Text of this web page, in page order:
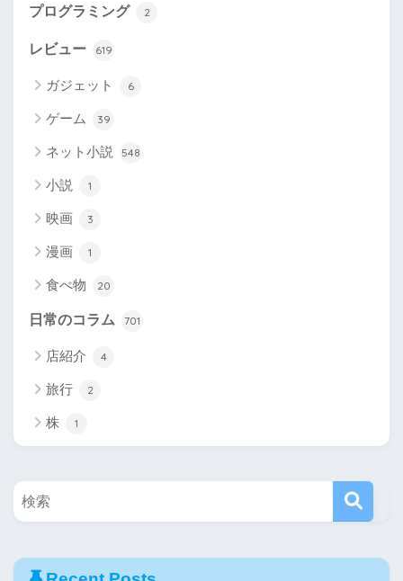
プログラミング 2
レビュー 619
ガジェット 6
ゲーム 39
ネット小説 548
小説 1
映画 3
漫画 1
食べ物 20
日常のコラム 701
店紹介 4
旅行 2
株 1